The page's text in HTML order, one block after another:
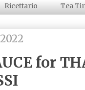
Ricettario Tea
for